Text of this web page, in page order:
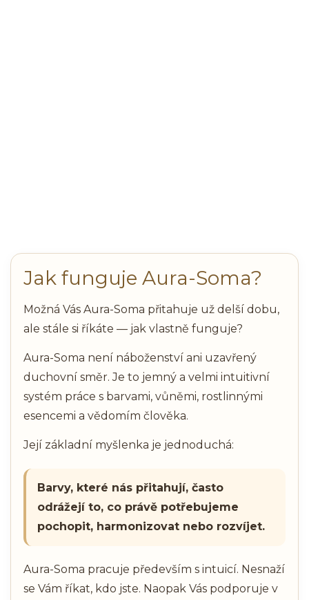
Jak funguje Aura-Soma?
Možná Vás Aura-Soma přitahuje už delší dobu,
ale stále si říkáte — jak vlastně funguje?
Aura-Soma není náboženství ani uzavřený
duchovní směr. Je to jemný a velmi intuitivní
systém práce s barvami, vůněmi, rostlinnými
esencemi a vědomím člověka.
Její základní myšlenka je jednoduchá:
Barvy, které nás přitahují, často
odrážejí to, co právě potřebujeme
pochopit, harmonizovat nebo rozvíjet.
Aura-Soma pracuje především s intuicí. Nesnaží
se Vám říkat, kdo jste. Naopak Vás podporuje v